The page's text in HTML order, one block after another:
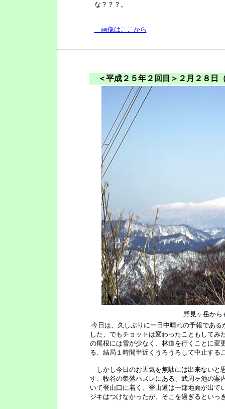
な？？？。
画像はここから
＜平成２５年２回目＞２月２８日
野見ヶ岳から
今日は、久しぶりに一日中晴れの予報であ
した、でもチョットは変わったこともして
の尾根には雪が少なく、林道を行くことに変
る、結局１時間半近くうろうろして中止する
しかし今日のお天気を無駄には出来ないと
す、牧谷の集落ハズレにある、武周ヶ池の案
いて登山口に着く、登山道は一部地面が出て
ジキはつけなかったが、そこを過ぎるといっ